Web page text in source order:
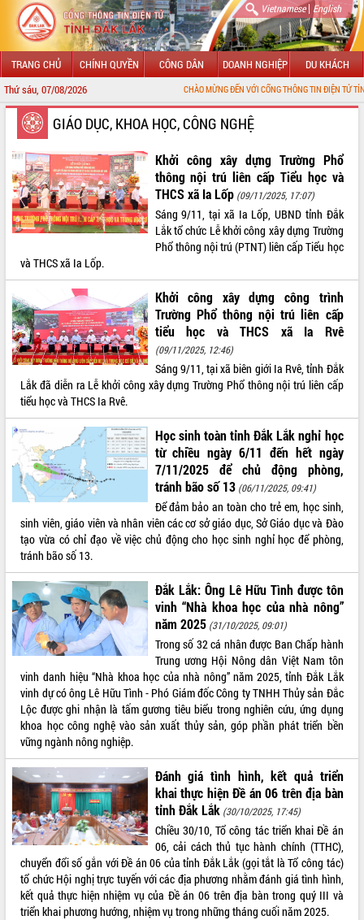
Vietnamese| English
TRANG CHỦ CHÍNH QUYỀN CÔNG DÂN DOANH NGHIỆP DU KHÁCH
Thứ sáu, 07/08/2026 CHÀO MỪNG ĐẾN VỚI CỔNG THÔNG TIN ĐIỆN TỬ TỈNH ĐẮK LẮK
GIỚI THIỆU
LÃNH ĐẠO UBND TỈNH
TIN TỨC SỰ KIỆN
SỞ, BAN, NGÀNH
THÔNG TIN CHỈ ĐẠO ĐIỀU HÀNH
HỆ THỐNG VĂN BẢN
VĂN BẢN HĐND TỈNH
ĐIỂM TIN VĂN BẢN
QUY HOẠCH - KẾ HOẠCH
VIDEO
Loading the player...
Hội nghị UBND tỉnh Đắk Lắk thường kỳ
tháng 7/2026
Lễ truy tặng danh hiệu “Bà Mẹ Việt
Nam Anh hùng” và trao Huân chương
Lao động
UBND tỉnh Đắk Lắk triển khai nhiệm
vụ 6 tháng cuối năm 2026
GIÁO DỤC, KHOA HỌC, CÔNG NGHỆ
Khởi công xây dựng Trường Phổ
thông nội trú liên cấp Tiểu học và
THCS xã Ia Lốp (09/11/2025, 17:07)
Sáng 9/11, tại xã Ia Lốp, UBND tỉnh Đắk
Lắk tổ chức Lễ khởi công xây dựng Trường
Phổ thông nội trú (PTNT) liên cấp Tiểu học
và THCS xã Ia Lốp.
Khởi công xây dựng công trình
Trường Phổ thông nội trú liên cấp
tiểu học và THCS xã Ia Rvê
(09/11/2025, 12:46)
Sáng 9/11, tại xã biên giới Ia Rvê, tỉnh Đắk
Lắk đã diễn ra Lễ khởi công xây dựng Trường Phổ thông nội trú liên cấp
tiểu học và THCS Ia Rvê.
Học sinh toàn tỉnh Đắk Lắk nghỉ học
từ chiều ngày 6/11 đến hết ngày
7/11/2025 để chủ động phòng,
tránh bão số 13 (06/11/2025, 09:41)
Để đảm bảo an toàn cho trẻ em, học sinh,
sinh viên, giáo viên và nhân viên các cơ sở giáo dục, Sở Giáo dục và Đào
tạo vừa có chỉ đạo về việc chủ động cho học sinh nghỉ học để phòng,
tránh bão số 13.
Đắk Lắk: Ông Lê Hữu Tình được tôn
vinh “Nhà khoa học của nhà nông”
năm 2025 (31/10/2025, 09:01)
Trong số 32 cá nhân được Ban Chấp hành
Trung ương Hội Nông dân Việt Nam tôn
vinh danh hiệu “Nhà khoa học của nhà nông” năm 2025, tỉnh Đắk Lắk
vinh dự có ông Lê Hữu Tình - Phó Giám đốc Công ty TNHH Thủy sản Đắc
Lộc được ghi nhận là tấm gương tiêu biểu trong nghiên cứu, ứng dụng
khoa học công nghệ vào sản xuất thủy sản, góp phần phát triển bền
vững ngành nông nghiệp.
Đánh giá tình hình, kết quả triển
khai thực hiện Đề án 06 trên địa bàn
tỉnh Đắk Lắk (30/10/2025, 17:45)
Chiều 30/10, Tổ công tác triển khai Đề án
06, cải cách thủ tục hành chính (TTHC),
chuyển đổi số gắn với Đề án 06 của tỉnh Đắk Lắk (gọi tắt là Tổ công tác)
tổ chức Hội nghị trực tuyến với các địa phương nhằm đánh giá tình hình,
kết quả thực hiện nhiệm vụ của Đề án 06 trên địa bàn trong quý III và
triển khai phương hướng, nhiệm vụ trong những tháng cuối năm 2025.